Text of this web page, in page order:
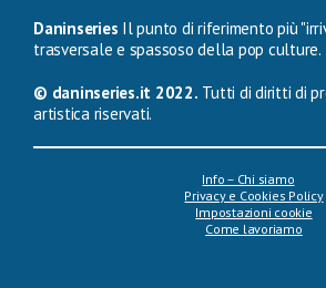
Daninseries Il punto di riferimento più
trasversale e spassoso della pop culture.
© daninseries.it 2022. Tutti di diritti di
artistica riservati.
Info – Chi siamo
Privacy e Cookies Policy
Impostazioni cookie
Come lavoriamo